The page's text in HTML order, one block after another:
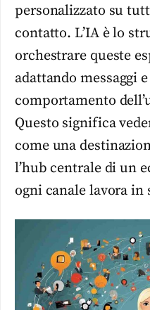
personalizzato su
contatto. L’IA è lo
orchestrare queste
adattando messaggi
comportamento
Questo significa
come una
l’hub centrale di un
ogni canale lavora